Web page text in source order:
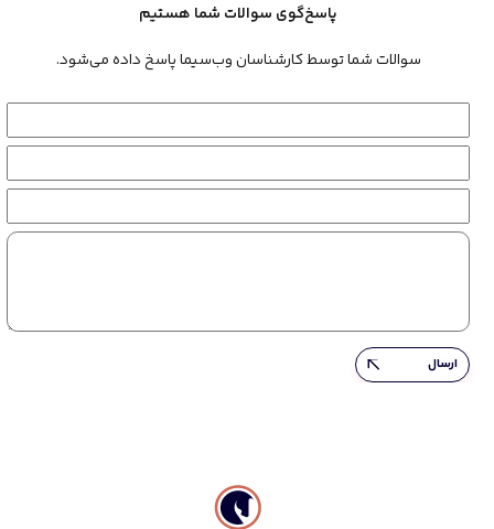
پاسخ‌گوی سوالات شما هستیم
سوالات شما توسط کارشناسان وب‌سیما پاسخ داده می‌شود.
ارسال